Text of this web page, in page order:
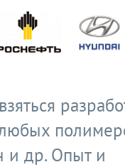
и др. Опыт и